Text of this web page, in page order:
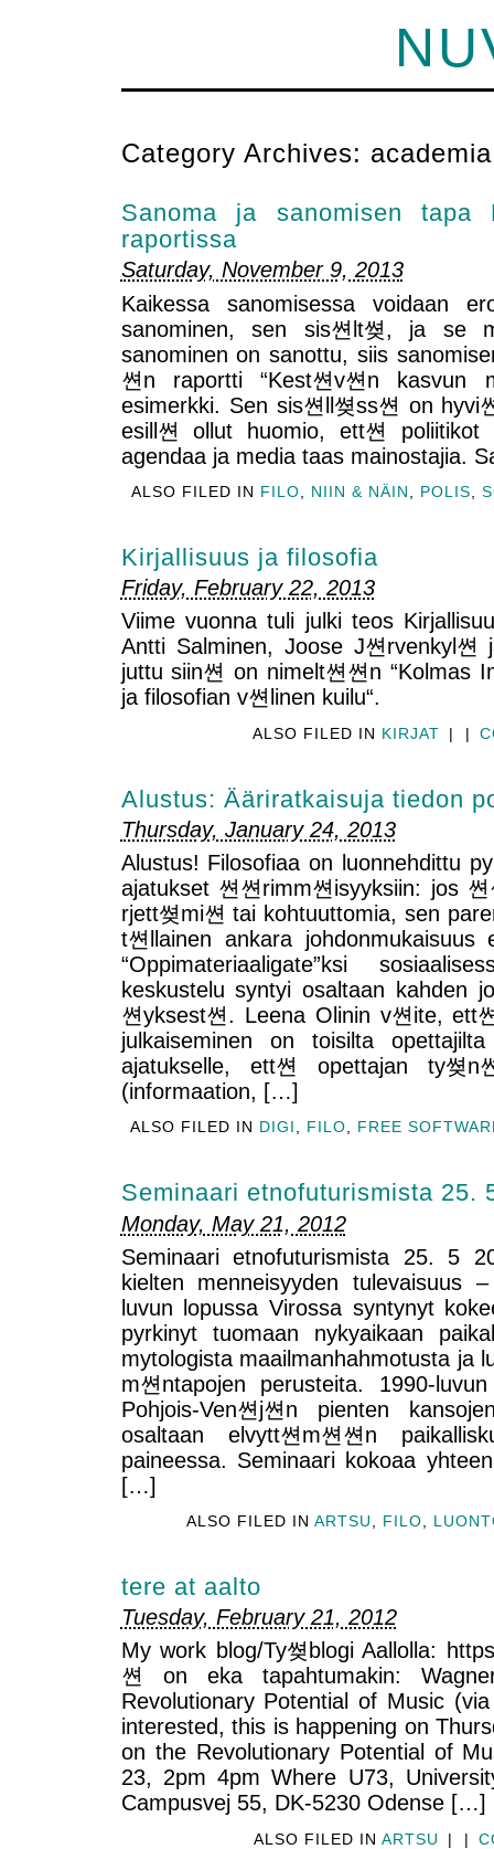
Category Archives: academia
Sanoma ja sanomisen tapa
raportissa
Saturday, November 9, 2013
Kaikessa sanomisessa voidaan
sanominen, sen sis쎤lt쎶, ja se
sanominen on sanottu, siis
쎤n raportti “Kest쎤v쎤n kasvun
esimerkki. Sen sis쎤ll쎶ss쎤 on hyvi
esill쎤 ollut huomio, ett쎤 poliitikot
agendaa ja media taas mainostajia.
ALSO FILED IN FILO NIIN & NÄIN POLIS
Kirjallisuus ja filosofia
Friday, February 22, 2013
Viime vuonna tuli julki teos
Antti Salminen, Joose J쎤rvenkyl쎤
juttu siin쎤 on nimelt쎤쎤n “Kolmas
ja filosofian v쎤linen kuilu“.
ALSO FILED IN KIRJAT | |
Alustus: Ääriratkaisuja tiedon
Thursday, January 24, 2013
Alustus! Filosofiaa on luonnehdittu
ajatukset 쎤쎤rimm쎤isyyksiin: jos
rjett쎶mi쎤 tai kohtuuttomia, sen
t쎤llainen ankara johdonmukaisuus
“Oppimateriaaligate”ksi
keskustelu syntyi osaltaan kahden
쎤yksest쎤. Leena Olinin v쎤ite, ett
julkaiseminen on toisilta
ajatukselle, ett쎤 opettajan ty쎶
(informaation, […]
ALSO FILED IN DIGI, FILO, FREE
Seminaari etnofuturismista 25.
Monday, May 21, 2012
Seminaari etnofuturismista 25. 5
kielten menneisyyden tulevaisuus
luvun lopussa Virossa syntynyt
pyrkinyt tuomaan nykyaikaan
mytologista maailmanhahmotusta ja
m쎤ntapojen perusteita. 1990-
Pohjois-Ven쎤j쎤n pienten
osaltaan elvytt쎤m쎤쎤n
paineessa. Seminaari kokoaa
[…]
ALSO FILED INARTSU FILO
tere at aalto
Tuesday, February 21, 2012
My work blog/Ty쎶blogi Aallolla:
쎤 on eka tapahtumakin:
Revolutionary Potential of Music
interested, this is happening on
on the Revolutionary Potential of
23, 2pm 4pm Where U73,
Campusvej 55, DK-5230 Odense […]
ALSO FILED IN ARTSU | |